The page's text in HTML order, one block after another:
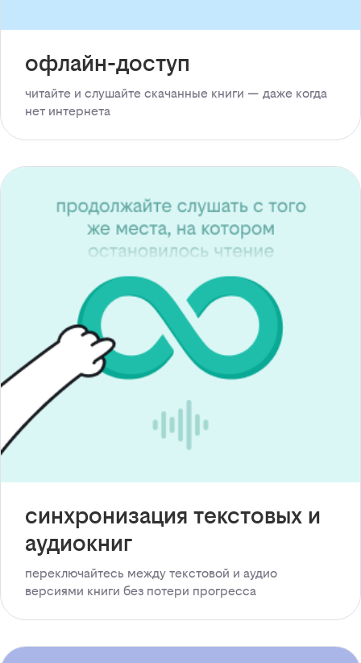
офлайн-доступ
читайте и слушайте скачанные книги — даже когда
нет интернета
синхронизация текстовых и
аудиокниг
переключайтесь между текстовой и аудио
версиями книги без потери прогресса